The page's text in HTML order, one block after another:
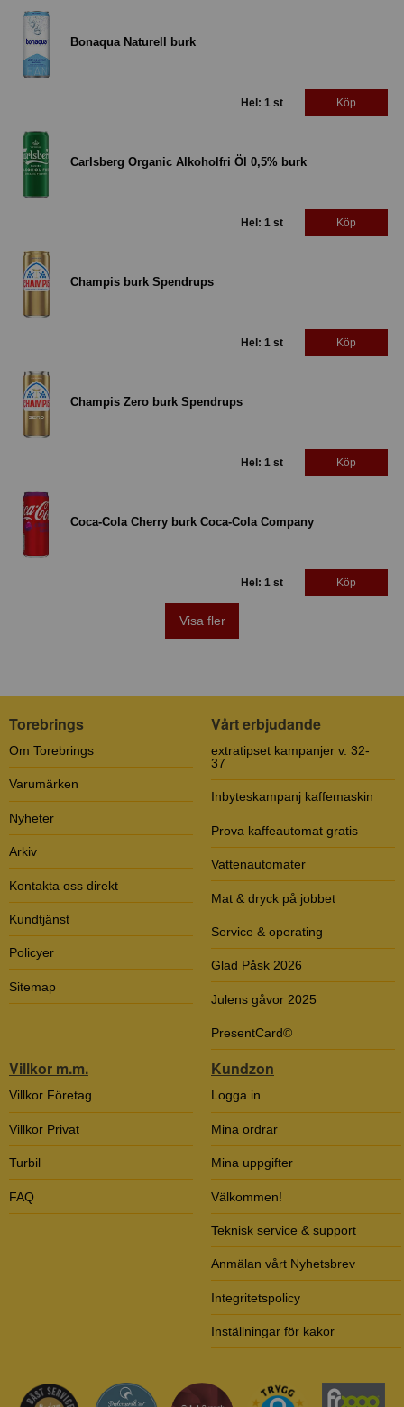
Bonaqua Naturell burk
Hel: 1 st Köp
Carlsberg Organic Alkoholfri Öl 0,5% burk
Hel: 1 st Köp
Champis burk Spendrups
Hel: 1 st Köp
Champis Zero burk Spendrups
Hel: 1 st Köp
Coca-Cola Cherry burk Coca-Cola Company
Hel: 1 st Köp
Visa fler
Torebrings
Om Torebrings
Varumärken
Nyheter
Arkiv
Kontakta oss direkt
Kundtjänst
Policyer
Sitemap
Vårt erbjudande
extratipset kampanjer v. 32-
37
Inbyteskampanj kaffemaskin
Prova kaffeautomat gratis
Vattenautomater
Mat & dryck på jobbet
Service & operating
Glad Påsk 2026
Julens gåvor 2025
PresentCard©
Villkor m.m.
Villkor Företag
Villkor Privat
Turbil
FAQ
Kundzon
Logga in
Mina ordrar
Mina uppgifter
Välkommen!
Teknisk service & support
Anmälan vårt Nyhetsbrev
Integritetspolicy
Inställningar för kakor